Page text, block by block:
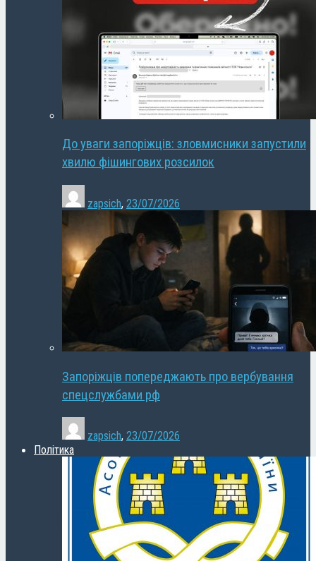
До уваги запоріжців: зловмисники запустили
хвилю фішингових розсилок
zapsich, 23/07/2026
Запоріжців попереджають про вербування
спецслужбами рф
zapsich, 23/07/2026
Політика